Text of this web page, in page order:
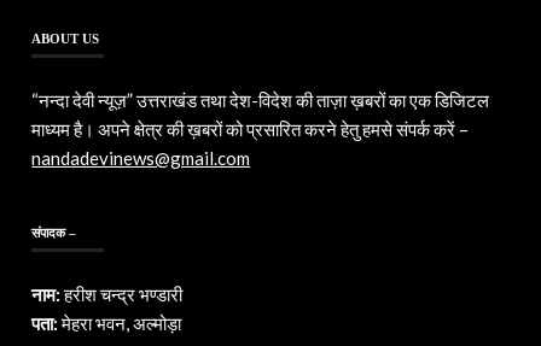
ABOUT US
“नन्दा देवी न्यूज़” उत्तराखंड तथा देश-विदेश की ताज़ा ख़बरों का एक डिजिटल
माध्यम है। अपने क्षेत्र की ख़बरों को प्रसारित करने हेतु हमसे संपर्क करें –
nandadevinews@gmail.com
संपादक –
नाम:हरीश चन्द्र भण्डारी
पता:मेहरा भवन, अल्मोड़ा